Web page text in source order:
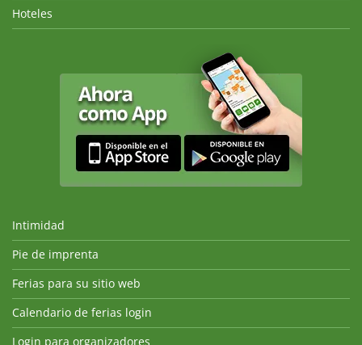
Hoteles
Intimidad
Pie de imprenta
Ferias para su sitio web
Calendario de ferias login
Login para organizadores